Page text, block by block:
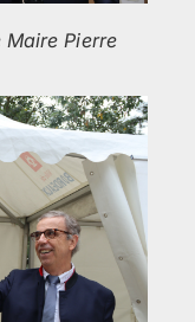
Maire Pierre